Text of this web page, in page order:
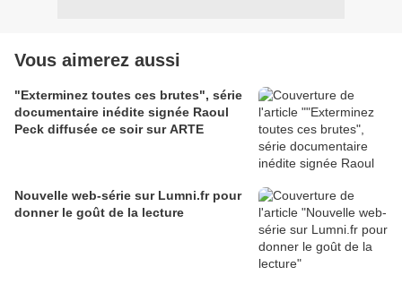
Vous aimerez aussi
"Exterminez toutes ces brutes", série
documentaire inédite signée Raoul
Peck diffusée ce soir sur ARTE
Nouvelle web-série sur Lumni.fr pour
donner le goût de la lecture